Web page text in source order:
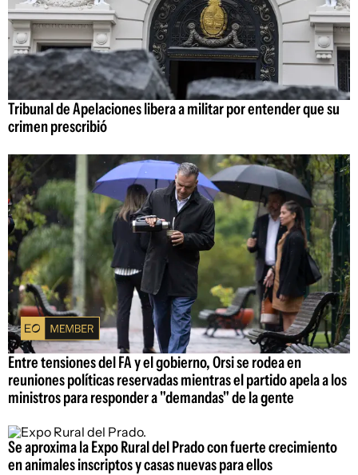
Tribunal de Apelaciones libera a militar por entender que su
crimen prescribió
Entre tensiones del FA y el gobierno, Orsi se rodea en
reuniones políticas reservadas mientras el partido apela a los
ministros para responder a "demandas" de la gente
Se aproxima la Expo Rural del Prado con fuerte crecimiento
en animales inscriptos y casas nuevas para ellos